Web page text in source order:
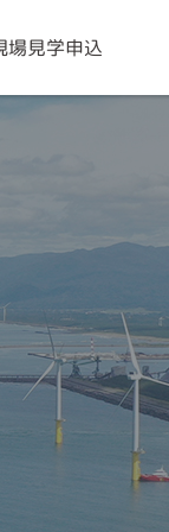
場見学申込